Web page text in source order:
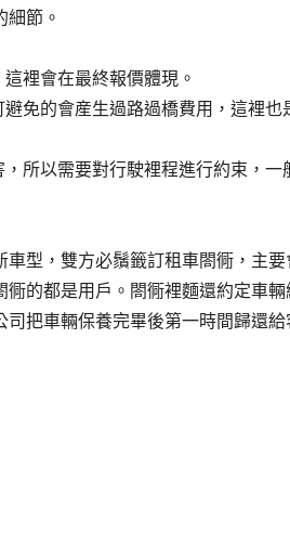
節。
裡會在最終報價體現。
免的會産生過路過橋費用，這裡也
所以需要對行駛裡程進行約束，一
型，雙方必鬚籤訂租車閤衕，主
的都是用戶。 閤衕裡麵還約定車
把車輛保養完畢後第一時間歸還給